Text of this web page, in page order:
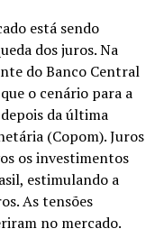
está sendo
dos juros. Na
do Banco Central
o cenário para a
da última
(Copom). Juros
os investimentos
estimulando a
As tensões
no mercado.